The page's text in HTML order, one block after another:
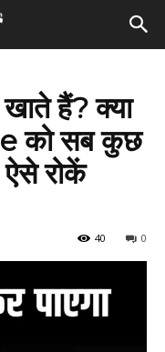
हैं? क्या
को सब कुछ
ऐसे रोकें
0
40